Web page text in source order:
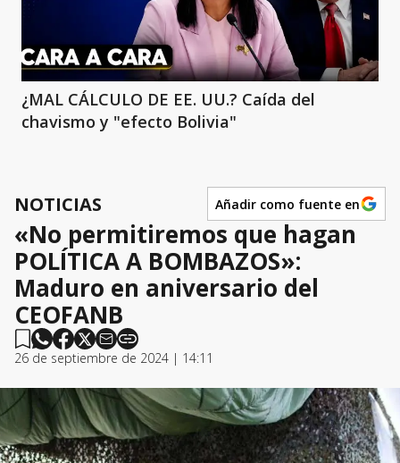
¿MAL CÁLCULO DE EE. UU.? Caída del
chavismo y "efecto Bolivia"
NOTICIAS Añadir como fuente en
«No permitiremos que hagan
POLÍTICA A BOMBAZOS»:
Maduro en aniversario del
CEOFANB
26 de septiembre de 2024 | 14:11